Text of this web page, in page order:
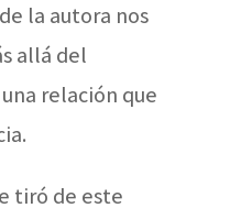
la autora nos
allá del
relación que
tiró de este